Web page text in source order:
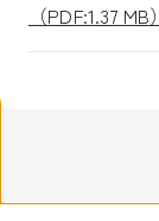
（PDF:1.37 MB）